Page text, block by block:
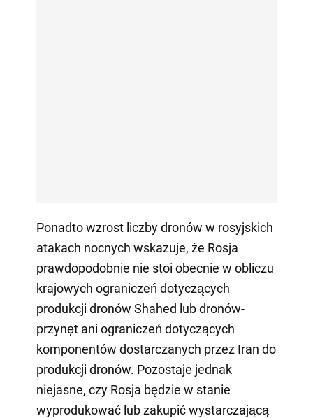
Ponadto wzrost liczby dronów w rosyjskich
atakach nocnych wskazuje, że Rosja
prawdopodobnie nie stoi obecnie w obliczu
krajowych ograniczeń dotyczących
produkcji dronów Shahed lub dronów-
przynęt ani ograniczeń dotyczących
komponentów dostarczanych przez Iran do
produkcji dronów. Pozostaje jednak
niejasne, czy Rosja będzie w stanie
wyprodukować lub zakupić wystarczającą